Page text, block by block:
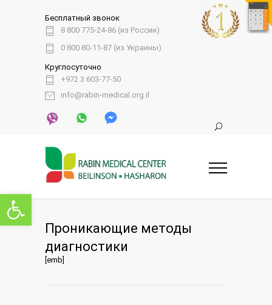
Открыть панель инструментов
Бесплатный звонок
8 800 775-24-86 (из России)
0 800 80-11-87 (из Украины)
Круглосуточно
+972 3 603-77-50
info@rabin-medical.org.il
Проникающие методы
диагностики
[emb]